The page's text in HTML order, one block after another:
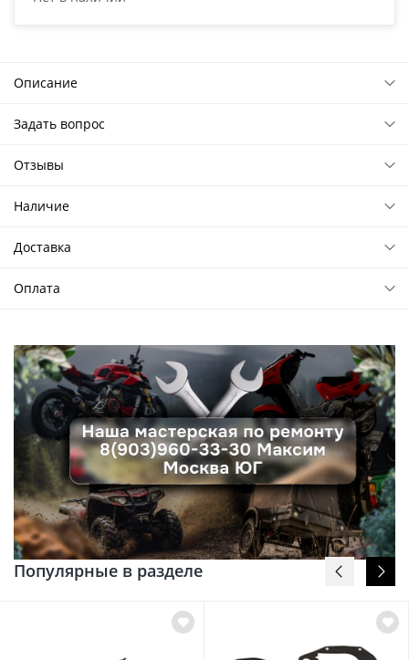
Описание
Задать вопрос
Отзывы
Наличие
Доставка
Оплата
Популярные в разделе